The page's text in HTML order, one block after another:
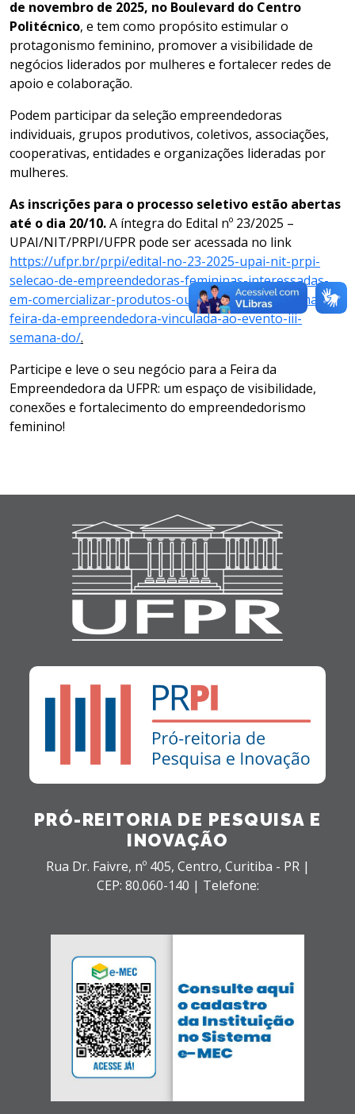
de novembro de 2025, no Boulevard do Centro
Politécnico, e tem como propósito estimular o
protagonismo feminino, promover a visibilidade de
negócios liderados por mulheres e fortalecer redes de
apoio e colaboração.
Podem participar da seleção empreendedoras
individuais, grupos produtivos, coletivos, associações,
cooperativas, entidades e organizações lideradas por
mulheres.
As inscrições para o processo seletivo estão abertas
até o dia 20/10.A íntegra do Edital nº 23/2025 –
UPAI/NIT/PRPI/UFPR pode ser acessada no link
https://ufpr.br/prpi/edital-no-23-2025-upai-nit-prpi-
selecao-de-empreendedoras-femininas-interessadas-
em-comercializar-produtos-ou-divulgar-servicos-na-
feira-da-empreendedora-vinculada-ao-evento-iii-
semana-do/.
Participe e leve o seu negócio para a Feira da
Empreendedora da UFPR: um espaço de visibilidade,
conexões e fortalecimento do empreendedorismo
feminino!
PRÓ-REITORIA DE PESQUISA E
INOVAÇÃO
Rua Dr. Faivre, nº 405, Centro, Curitiba - PR |
CEP: 80.060-140 | Telefone: